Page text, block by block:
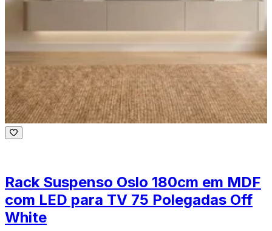
Rack Suspenso Oslo 180cm em MDF
com LED para TV 75 Polegadas Off
White